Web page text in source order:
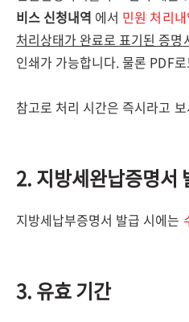
비스 신청내역 에서 민원 처리
처리상태가 완료로 표기된 증명
인쇄가 가능합니다. 물론 PDF
참고로 처리 시간은 즉시라고
2. 지방세완납증명서
지방세납부증명서 발급 시에는
3. 유효 기간